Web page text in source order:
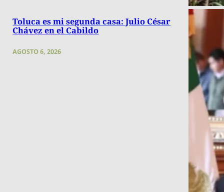
Toluca es mi segunda casa: Julio César
Chávez en el Cabildo
AGOSTO 6, 2026